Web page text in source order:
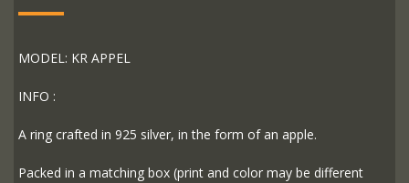
MODEL: KR APPEL
INFO :
A ring crafted in 925 silver, in the form of an apple.
Packed in a matching box (print and color may be different